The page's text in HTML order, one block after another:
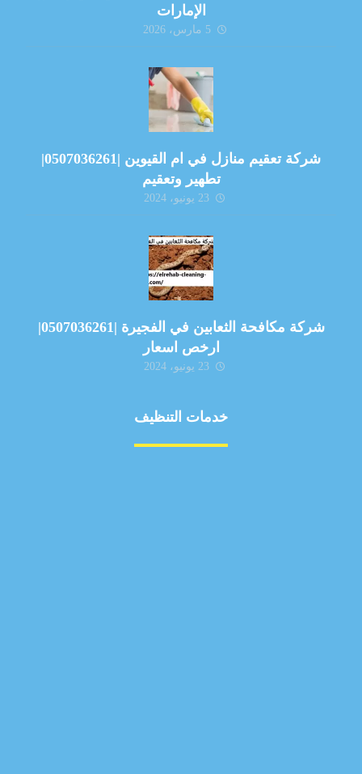
الإمارات
5 مارس، 2026
شركة تعقيم منازل في ام القيوين |0507036261|
تطهير وتعقيم
23 يونيو، 2024
شركة مكافحة الثعابين في الفجيرة |0507036261|
ارخص اسعار
23 يونيو، 2024
خدمات التنظيف